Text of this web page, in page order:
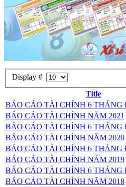
Display #
Title
BÁO CÁO TÀI CHÍNH 6 THÁNG
BÁO CÁO TÀI CHÍNH NĂM 2021
BÁO CÁO TÀI CHÍNH 6 THÁNG
BÁO CÁO TÀI CHÍNH NĂM 2020
BÁO CÁO TÀI CHÍNH 6 THÁNG
BÁO CÁO TÀI CHÍNH NĂM 2019
BÁO CÁO TÀI CHÍNH 6 THÁNG
BÁO CÁO TÀI CHÍNH NĂM 2018